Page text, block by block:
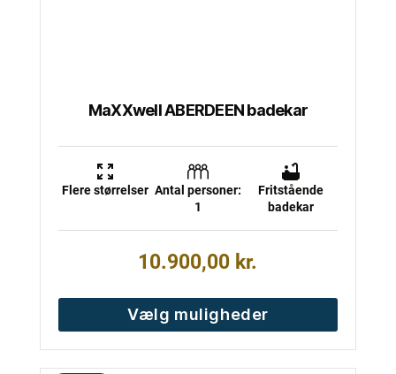
MaXXwell ABERDEEN badekar
Flere størrelser Antal personer:
1
Fritstående
badekar
10.900,00 kr.
Vælg muligheder